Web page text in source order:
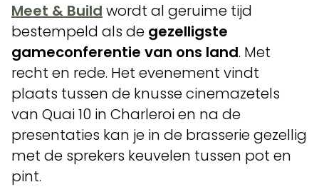
Meet & Build wordt al geruime tijd
bestempeld als de gezelligste
gameconferentie van ons land. Met
recht en rede. Het evenement vindt
plaats tussen de knusse cinemazetels
van Quai 10 in Charleroi en na de
presentaties kan je in de brasserie gezellig
met de sprekers keuvelen tussen pot en
pint.